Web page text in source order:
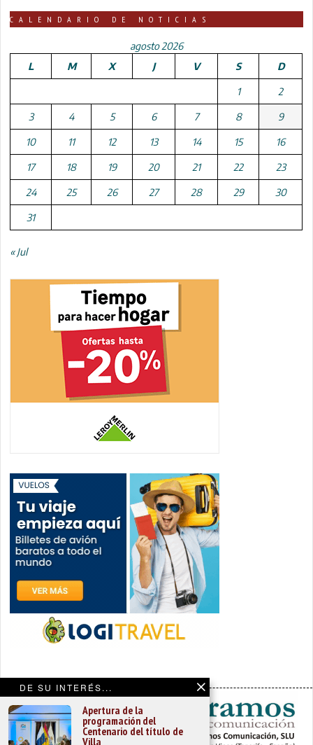
DE SU INTERÉS...
Apertura de la
programación del
Centenario del título de
Villa
CALENDARIO DE NOTICIAS
agosto 2026
L
M X J V S D
1 2
3 4 5 6 7 8 9
10 11 12 13 14 15 16
17 18 19 20 21 22 23
24 25 26 27 28 29 30
31
« Jul